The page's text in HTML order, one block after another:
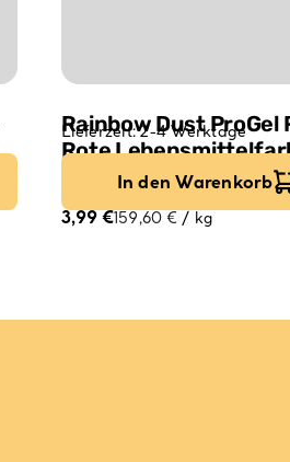
Rainbow Dust ProGel
Rote
3,99€159,60 € / kg
Lieferzeit:2-4 Werktage
In den Warenkorb